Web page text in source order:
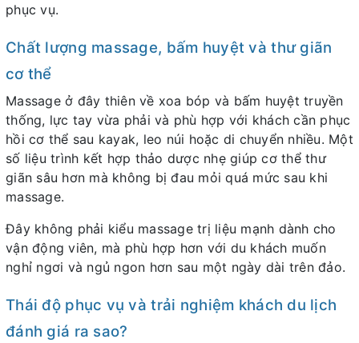
phục vụ.
Chất lượng massage, bấm huyệt và thư giãn
cơ thể
Massage ở đây thiên về xoa bóp và bấm huyệt truyền
thống, lực tay vừa phải và phù hợp với khách cần phục
hồi cơ thể sau kayak, leo núi hoặc di chuyển nhiều. Một
số liệu trình kết hợp thảo dược nhẹ giúp cơ thể thư
giãn sâu hơn mà không bị đau mỏi quá mức sau khi
massage.
Đây không phải kiểu massage trị liệu mạnh dành cho
vận động viên, mà phù hợp hơn với du khách muốn
nghỉ ngơi và ngủ ngon hơn sau một ngày dài trên đảo.
Thái độ phục vụ và trải nghiệm khách du lịch
đánh giá ra sao?